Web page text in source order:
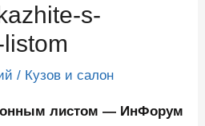
s-
/ Кузов и салон
листом — ИнФорум